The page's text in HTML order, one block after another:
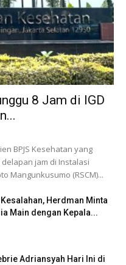
8 Jam di IGD
BPJS Kesehatan yang
jam di Instalasi
Mangunkusumo (RSCM)...
Herdman Minta
Main dengan Kepala...
Adriansyah Hari Ini di